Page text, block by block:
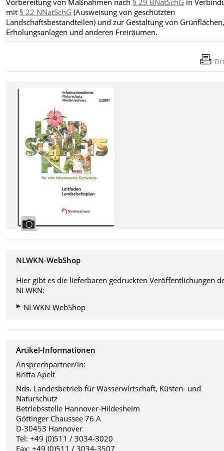
mit § 22 NNatSchG (Ausweisung von geschützten
Landschaftsbestandteilen) und zur Gestaltung von
Erholungsanlagen und anderen Freiräumen.
NLWKN-WebShop
Hier gibt es die lieferbaren gedruckten Veröffentlichungen
NLWKN:
NLWKN-WebShop
Artikel-Informationen
Ansprechpartner/in:
Britta Apelt
Nds. Landesbetrieb für Wasserwirtschaft, Küsten- und
Naturschutz
Betriebsstelle Hannover-Hildesheim
Göttinger Chaussee 76 A
D-30453 Hannover
Tel: +49 (0)511 / 3034-3020
Fax: +49 (0)511 / 3034-3507